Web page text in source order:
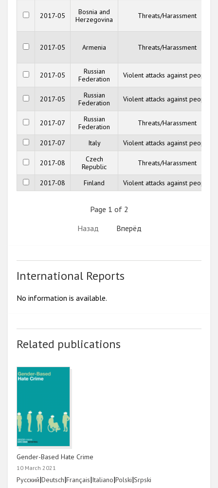
2017-05
Bosnia and
Herzegovina
Threats/Harassment
2017-05 Armenia Threats/Harassment
2017-05
Russian
Federation
Violent attacks against people
2017-05
Russian
Federation
Violent attacks against people
2017-07
Russian
Federation
Threats/Harassment
2017-07 Italy Violent attacks against people
2017-08
Czech
Republic
Threats/Harassment
2017-08 Finland Violent attacks against people
Page 1 of 2
Назад
Вперёд
International Reports
No information is available.
Related publications
Gender-Based Hate Crime
10 March 2021
Link
Русский|Link
Deutsch|Link
Français|Link
Italiano|Link
Polski|Link
Srpski